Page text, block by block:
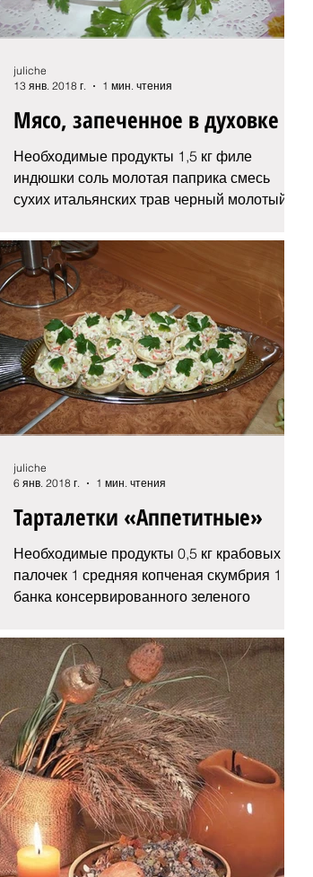
Мясо, запеченное в духовке
Необходимые продукты 1,5 кг филе
индюшки соль молотая паприка смесь
сухих итальянских трав черный молотый
juliche
13 янв. 2018 г.
1 мин. чтения
Тарталетки «Аппетитные»
Необходимые продукты 0,5 кг крабовых
палочек 1 средняя копченая скумбрия 1
банка консервированного зеленого
juliche
6 янв. 2018 г.
1 мин. чтения